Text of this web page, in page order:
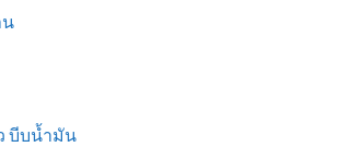
น
บีบน้ำมัน